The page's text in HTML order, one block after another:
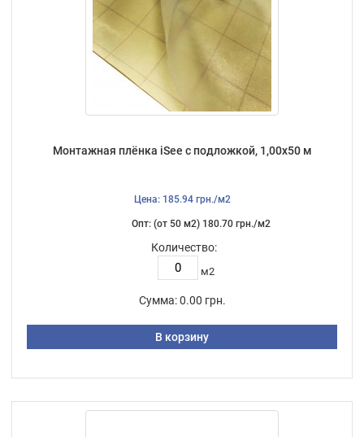
Монтажная плёнка iSee с подложкой, 1,00х50 м
Цена: 185.94 грн./м2
Опт: (от 50 м2) 180.70 грн./м2
Количество:
м2
Сумма: 0.00 грн.
В корзину